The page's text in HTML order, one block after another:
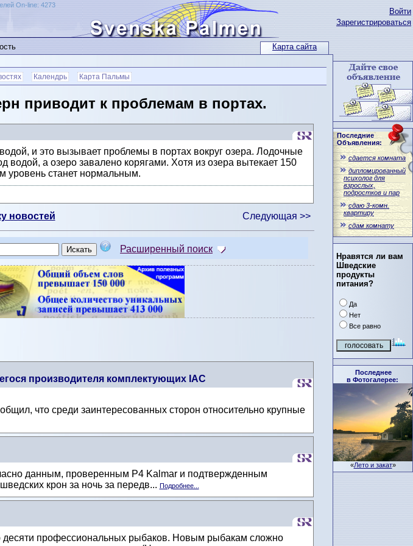
Карта сайта
Войти
Зарегистрироваться
Последние
Объявления:
сдается комната
дипломированный
психолог для
взрослых,
подростков и пар
сдаю 3-комн.
квартиру
сдам комнату
Нравятся ли вам
Шведские
продукты
питания?
Да
Нет
Все равно
Последнее
в Фотогалерее:
«Лето и закат»
On-line: 4273
Календрь Карта Пальмы
приводит к проблемам в портах.
и это вызывает проблемы в портах вокруг озера. Лодочные
водой, а озеро завалено корягами. Хотя из озера вытекает 150
уровень станет нормальным.
новостей Следующая >>
Расширенный поиск
производителя комплектующих IAC
что среди заинтересованных сторон относительно крупные
данным, проверенным P4 Kalmar и подтвержденным
крон за ночь за передв... Подробнее...
десяти профессиональных рыбаков. Новым рыбакам сложно